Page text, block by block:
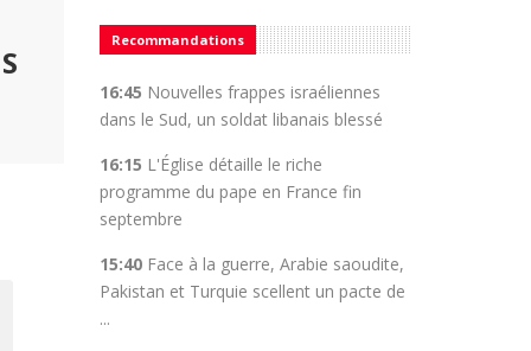
Recommandations
16:45 Nouvelles frappes israéliennes
dans le Sud, un soldat libanais blessé
16:15 L'Église détaille le riche
programme du pape en France fin
septembre
15:40Face à la guerre, Arabie saoudite,
Pakistan et Turquie scellent un pacte de
...